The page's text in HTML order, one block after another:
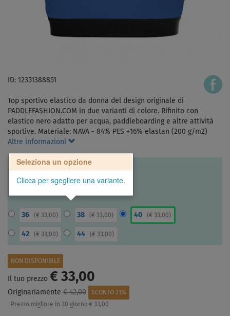
ID: 12351388851
Top sportivo elastico da donna del design originale di
PADDLEFASHION.COM in due varianti di colore. Rifinito con
elastico nero adatto per acqua, paddleboarding e altre attività
sportive. Materiale: NAVA - 84% PES +16% elastan (200 g/m2)
Altre informazioni
Seleziona un opzione
Clicca per sgegliere una variante.
36 ( € 33,00) 38 (€ 33,00) 40 ( € 33,00)
42 ( € 33,00) 44 (€ 33,00)
NON DISPONIBILE
Il tuo prezzo € 33,00
Originariamente € 42,00
SCONTO 21%
Prezzo migliore in 30 giorni: € 33,00